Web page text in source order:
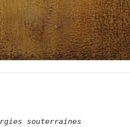
souterraines